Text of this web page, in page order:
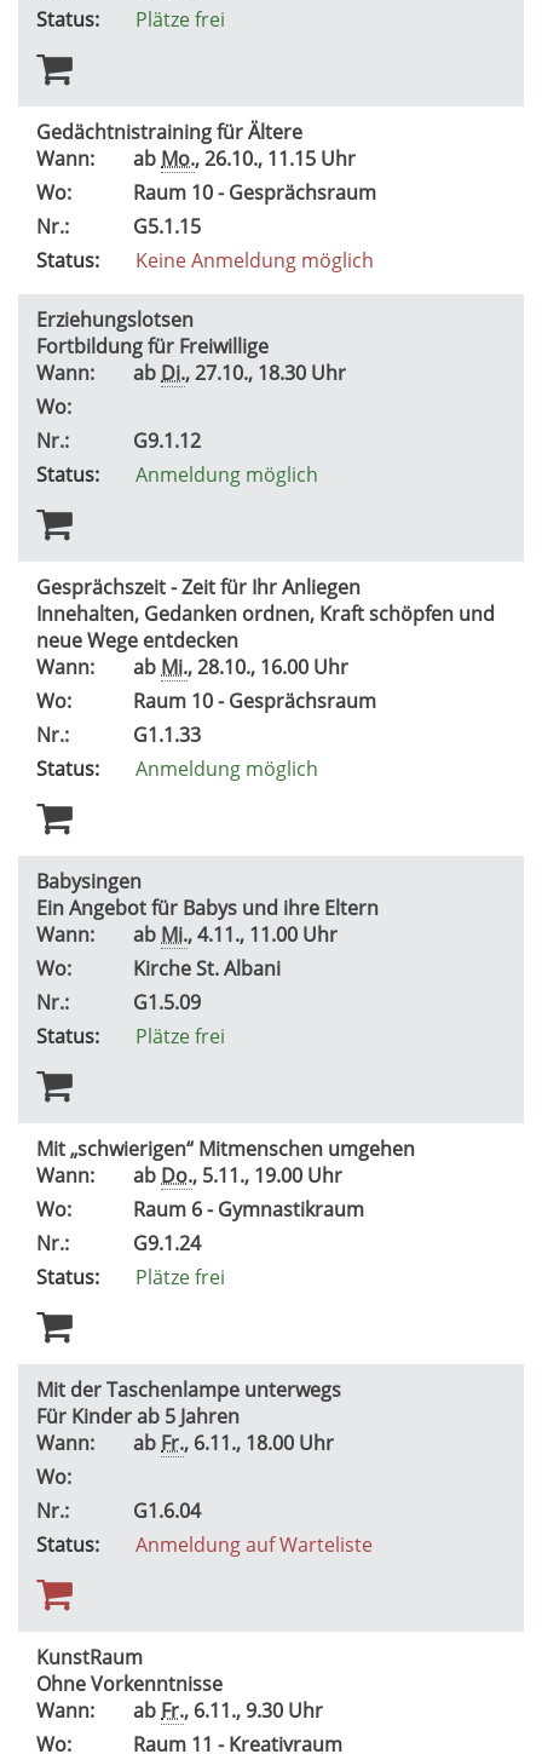
Status:
Plätze frei
Gedächtnistraining für Ältere
Wann:
ab Mo., 26.10., 11.15 Uhr
Wo:
Raum 10 - Gesprächsraum
Nr.:
G5.1.15
Status:
Keine Anmeldung möglich
Erziehungslotsen
Fortbildung für Freiwillige
Wann:
ab Di., 27.10., 18.30 Uhr
Wo:
Nr.:
G9.1.12
Status:
Anmeldung möglich
Gesprächszeit - Zeit für Ihr Anliegen
Innehalten, Gedanken ordnen, Kraft schöpfen und
neue Wege entdecken
Wann:
ab Mi., 28.10., 16.00 Uhr
Wo:
Raum 10 - Gesprächsraum
Nr.:
G1.1.33
Status:
Anmeldung möglich
Babysingen
Ein Angebot für Babys und ihre Eltern
Wann:
ab Mi., 4.11., 11.00 Uhr
Wo:
Kirche St. Albani
Nr.:
G1.5.09
Status:
Plätze frei
Mit „schwierigen“ Mitmenschen umgehen
Wann:
ab Do., 5.11., 19.00 Uhr
Wo:
Raum 6 - Gymnastikraum
Nr.:
G9.1.24
Status:
Plätze frei
Mit der Taschenlampe unterwegs
Für Kinder ab 5 Jahren
Wann:
ab Fr., 6.11., 18.00 Uhr
Wo:
Nr.:
G1.6.04
Status:
Anmeldung auf Warteliste
KunstRaum
Ohne Vorkenntnisse
Wann:
ab Fr., 6.11., 9.30 Uhr
Wo:
Raum 11 - Kreativraum